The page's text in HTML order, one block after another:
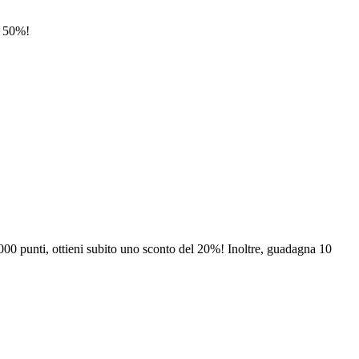
50%!
punti, ottieni subito uno sconto del 20%! Inoltre, guadagna 10